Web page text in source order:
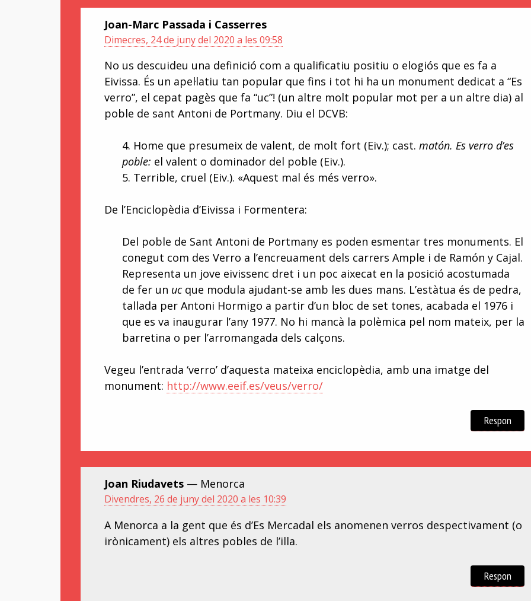
Joan-Marc Passada i Casserres
Dimecres, 24 de juny del 2020 a les 09:58
No us descuideu una definició com a qualificatiu positiu o elogiós que es fa a
Eivissa. És un apel·latiu tan popular que fins i tot hi ha un monument dedicat a “Es
verro”, el cepat pagès que fa “uc”! (un altre molt popular mot per a un altre dia) al
poble de sant Antoni de Portmany. Diu el DCVB:
4. Home que presumeix de valent, de molt fort (Eiv.); cast.matón. Es verro d’es
poble: el valent o dominador del poble (Eiv.).
5. Terrible, cruel (Eiv.). «Aquest mal és més verro».
De l’Enciclopèdia d’Eivissa i Formentera:
Del poble de Sant Antoni de Portmany es poden esmentar tres monuments. El
conegut com des Verro a l’encreuament dels carrers Ample i de Ramón y Cajal.
Representa un jove eivissenc dret i un poc aixecat en la posició acostumada
de fer un ucque modula ajudant-se amb les dues mans. L’estàtua és de pedra,
tallada per Antoni Hormigo a partir d’un bloc de set tones, acabada el 1976 i
que es va inaugurar l’any 1977. No hi mancà la polèmica pel nom mateix, per la
barretina o per l’arromangada dels calçons.
Vegeu l’entrada ‘verro’ d’aquesta mateixa enciclopèdia, amb una imatge del
monument: http://www.eeif.es/veus/verro/
Respon
Joan Riudavets — Menorca
Divendres, 26 de juny del 2020 a les 10:39
A Menorca a la gent que és d’Es Mercadal els anomenen verros despectivament (o
irònicament) els altres pobles de l’illa.
Respon